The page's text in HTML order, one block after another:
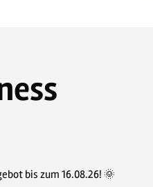
bis zum 16.08.26! 🌞